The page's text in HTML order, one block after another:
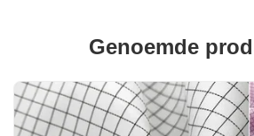
Genoemde